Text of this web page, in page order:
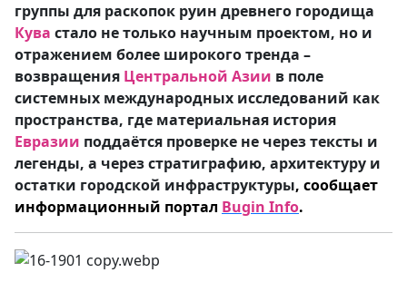
группы для раскопок руин древнего городища
Кува стало не только научным проектом, но и
отражением более широкого тренда –
возвращения Центральной Азии в поле
системных международных исследований как
пространства, где материальная история
Евразии поддаётся проверке не через тексты и
легенды, а через стратиграфию, архитектуру и
остатки городской инфраструктуры, сообщает
информационный портал Bugin Info.